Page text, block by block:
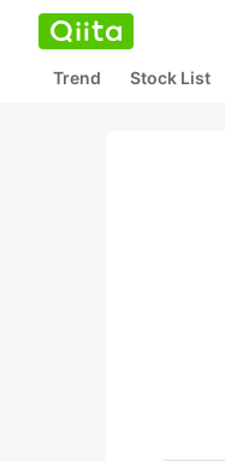
Trend Stock List